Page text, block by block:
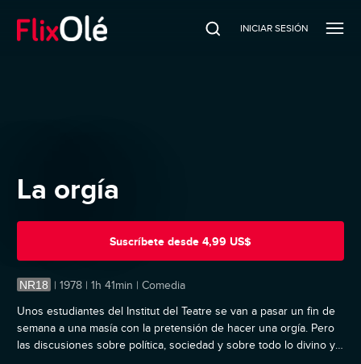
INICIAR SESIÓN
La orgía
Suscríbete desde 4,99 US$
NR18 | 1978 | 1h 41min | Comedia
Unos estudiantes del Institut del Teatre se van a pasar un fin de
semana a una masía con la pretensión de hacer una orgía. Pero
las discusiones sobre política, sociedad y sobre todo lo divino y